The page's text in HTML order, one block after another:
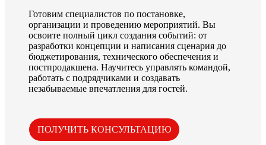
Готовим специалистов по постановке,
организации и проведению мероприятий. Вы
освоите полный цикл создания событий: от
разработки концепции и написания сценария до
бюджетирования, технического обеспечения и
постпродакшена. Научитесь управлять командой,
работать с подрядчиками и создавать
незабываемые впечатления для гостей.
ПОЛУЧИТЬ КОНСУЛЬТАЦИЮ